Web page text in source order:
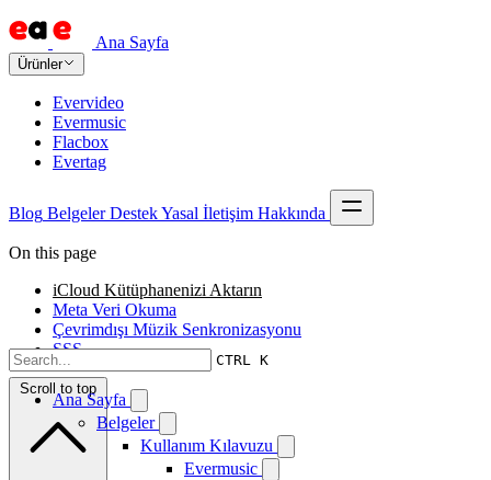
Ana Sayfa
Ürünler
Evervideo
Evermusic
Flacbox
Evertag
Blog Belgeler DestekYasal İletişim Hakkında
CTRL K
Ana Sayfa
Belgeler
Kullanım Kılavuzu
Evermusic
On this page
iCloud Kütüphanenizi Aktarın
Meta Veri Okuma
Çevrimdışı Müzik Senkronizasyonu
SSS
Scroll to top